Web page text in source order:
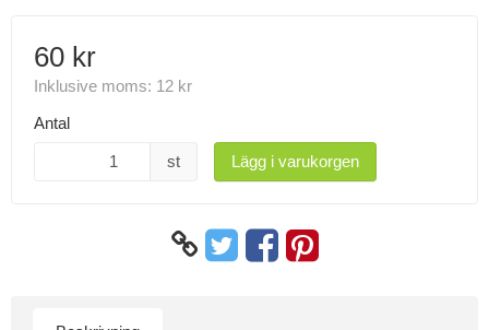
60 kr
Inklusive moms: 12 kr
Antal
st Lägg i varukorgen